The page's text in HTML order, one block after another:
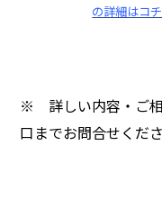
の詳細はコ
※ 詳しい内容・ご
口までお問合せくださ